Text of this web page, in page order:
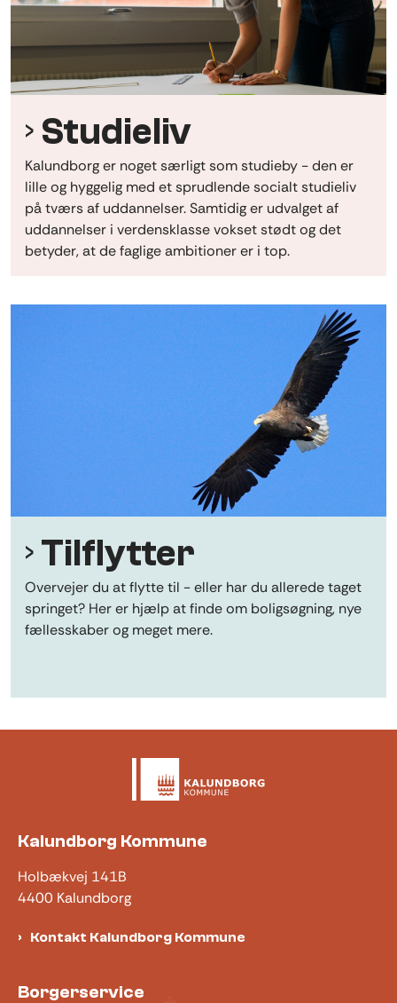
Studieliv
Kalundborg er noget særligt som studieby - den er
lille og hyggelig med et sprudlende socialt studieliv
på tværs af uddannelser. Samtidig er udvalget af
uddannelser i verdensklasse vokset stødt og det
betyder, at de faglige ambitioner er i top.
Tilflytter
Overvejer du at flytte til - eller har du allerede taget
springet? Her er hjælp at finde om boligsøgning, nye
fællesskaber og meget mere.
Kalundborg Kommune
Holbækvej 141B
4400 Kalundborg
Kontakt Kalundborg Kommune
Borgerservice